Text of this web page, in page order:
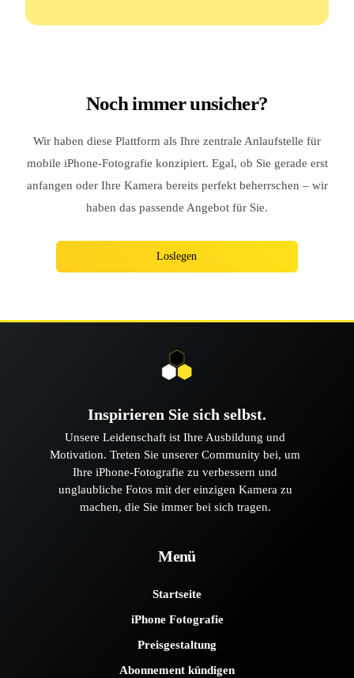
Noch immer unsicher?
Wir haben diese Plattform als Ihre zentrale Anlaufstelle für
mobile iPhone-Fotografie konzipiert. Egal, ob Sie gerade erst
anfangen oder Ihre Kamera bereits perfekt beherrschen – wir
haben das passende Angebot für Sie.
Loslegen
Inspirieren Sie sich selbst.
Unsere Leidenschaft ist Ihre Ausbildung und
Motivation. Treten Sie unserer Community bei, um
Ihre iPhone-Fotografie zu verbessern und
unglaubliche Fotos mit der einzigen Kamera zu
machen, die Sie immer bei sich tragen.
Menü
Startseite
iPhone Fotografie
Preisgestaltung
Abonnement kündigen